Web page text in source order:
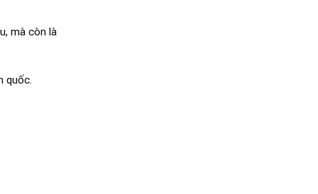
mà còn là
quốc.